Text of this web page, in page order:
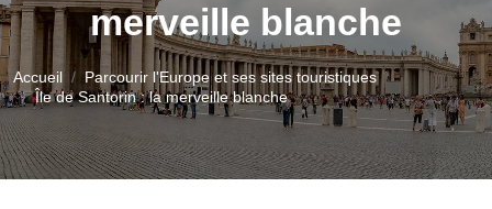
merveille blanche
Accueil
Parcourir l'Europe et ses sites touristiques
Île de Santorin : la merveille blanche